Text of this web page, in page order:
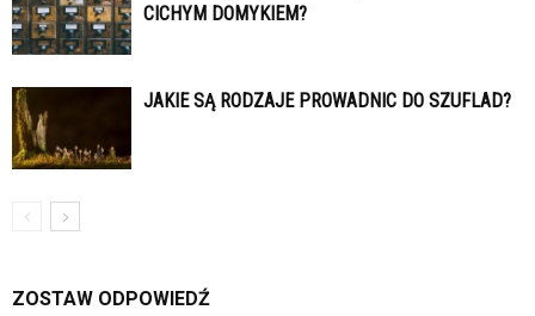
CICHYM DOMYKIEM?
JAKIE SĄ RODZAJE PROWADNIC DO SZUFLAD?
ZOSTAW ODPOWIEDŹ